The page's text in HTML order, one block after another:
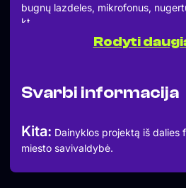
bugnų lazdeles, mikrofonus,
kt.
Jaunuoliai tranko breakdownus,
alternatyvos scenas, elgiasi
Nooseweight – trys lietuviški
neišsemiama energija suvirpins net
marozo širdį. Išgirsk šviežią
Rodyti
Svarbi informacija
Kita: Dainyklos projektą iš dalies
miesto savivaldybė.